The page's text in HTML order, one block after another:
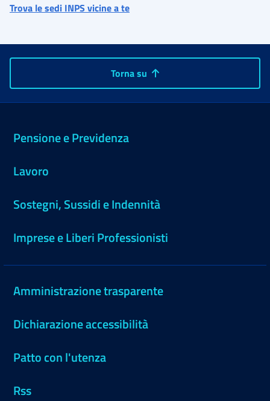
Trova le sedi INPS vicine a te
Torna su
Pensione e Previdenza
Lavoro
Sostegni, Sussidi e Indennità
Imprese e Liberi Professionisti
Amministrazione trasparente
Dichiarazione accessibilità
Patto con l'utenza
Rss